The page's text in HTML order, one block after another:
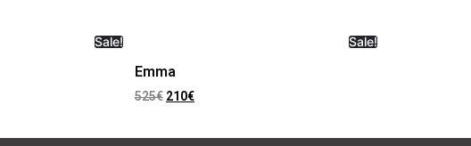
Sale! Sale!
Emma
525€ 210€